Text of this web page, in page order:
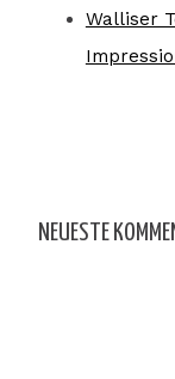
Walliser
NEUESTE